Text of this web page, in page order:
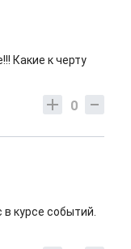
Какие к черту
0
курсе событий.